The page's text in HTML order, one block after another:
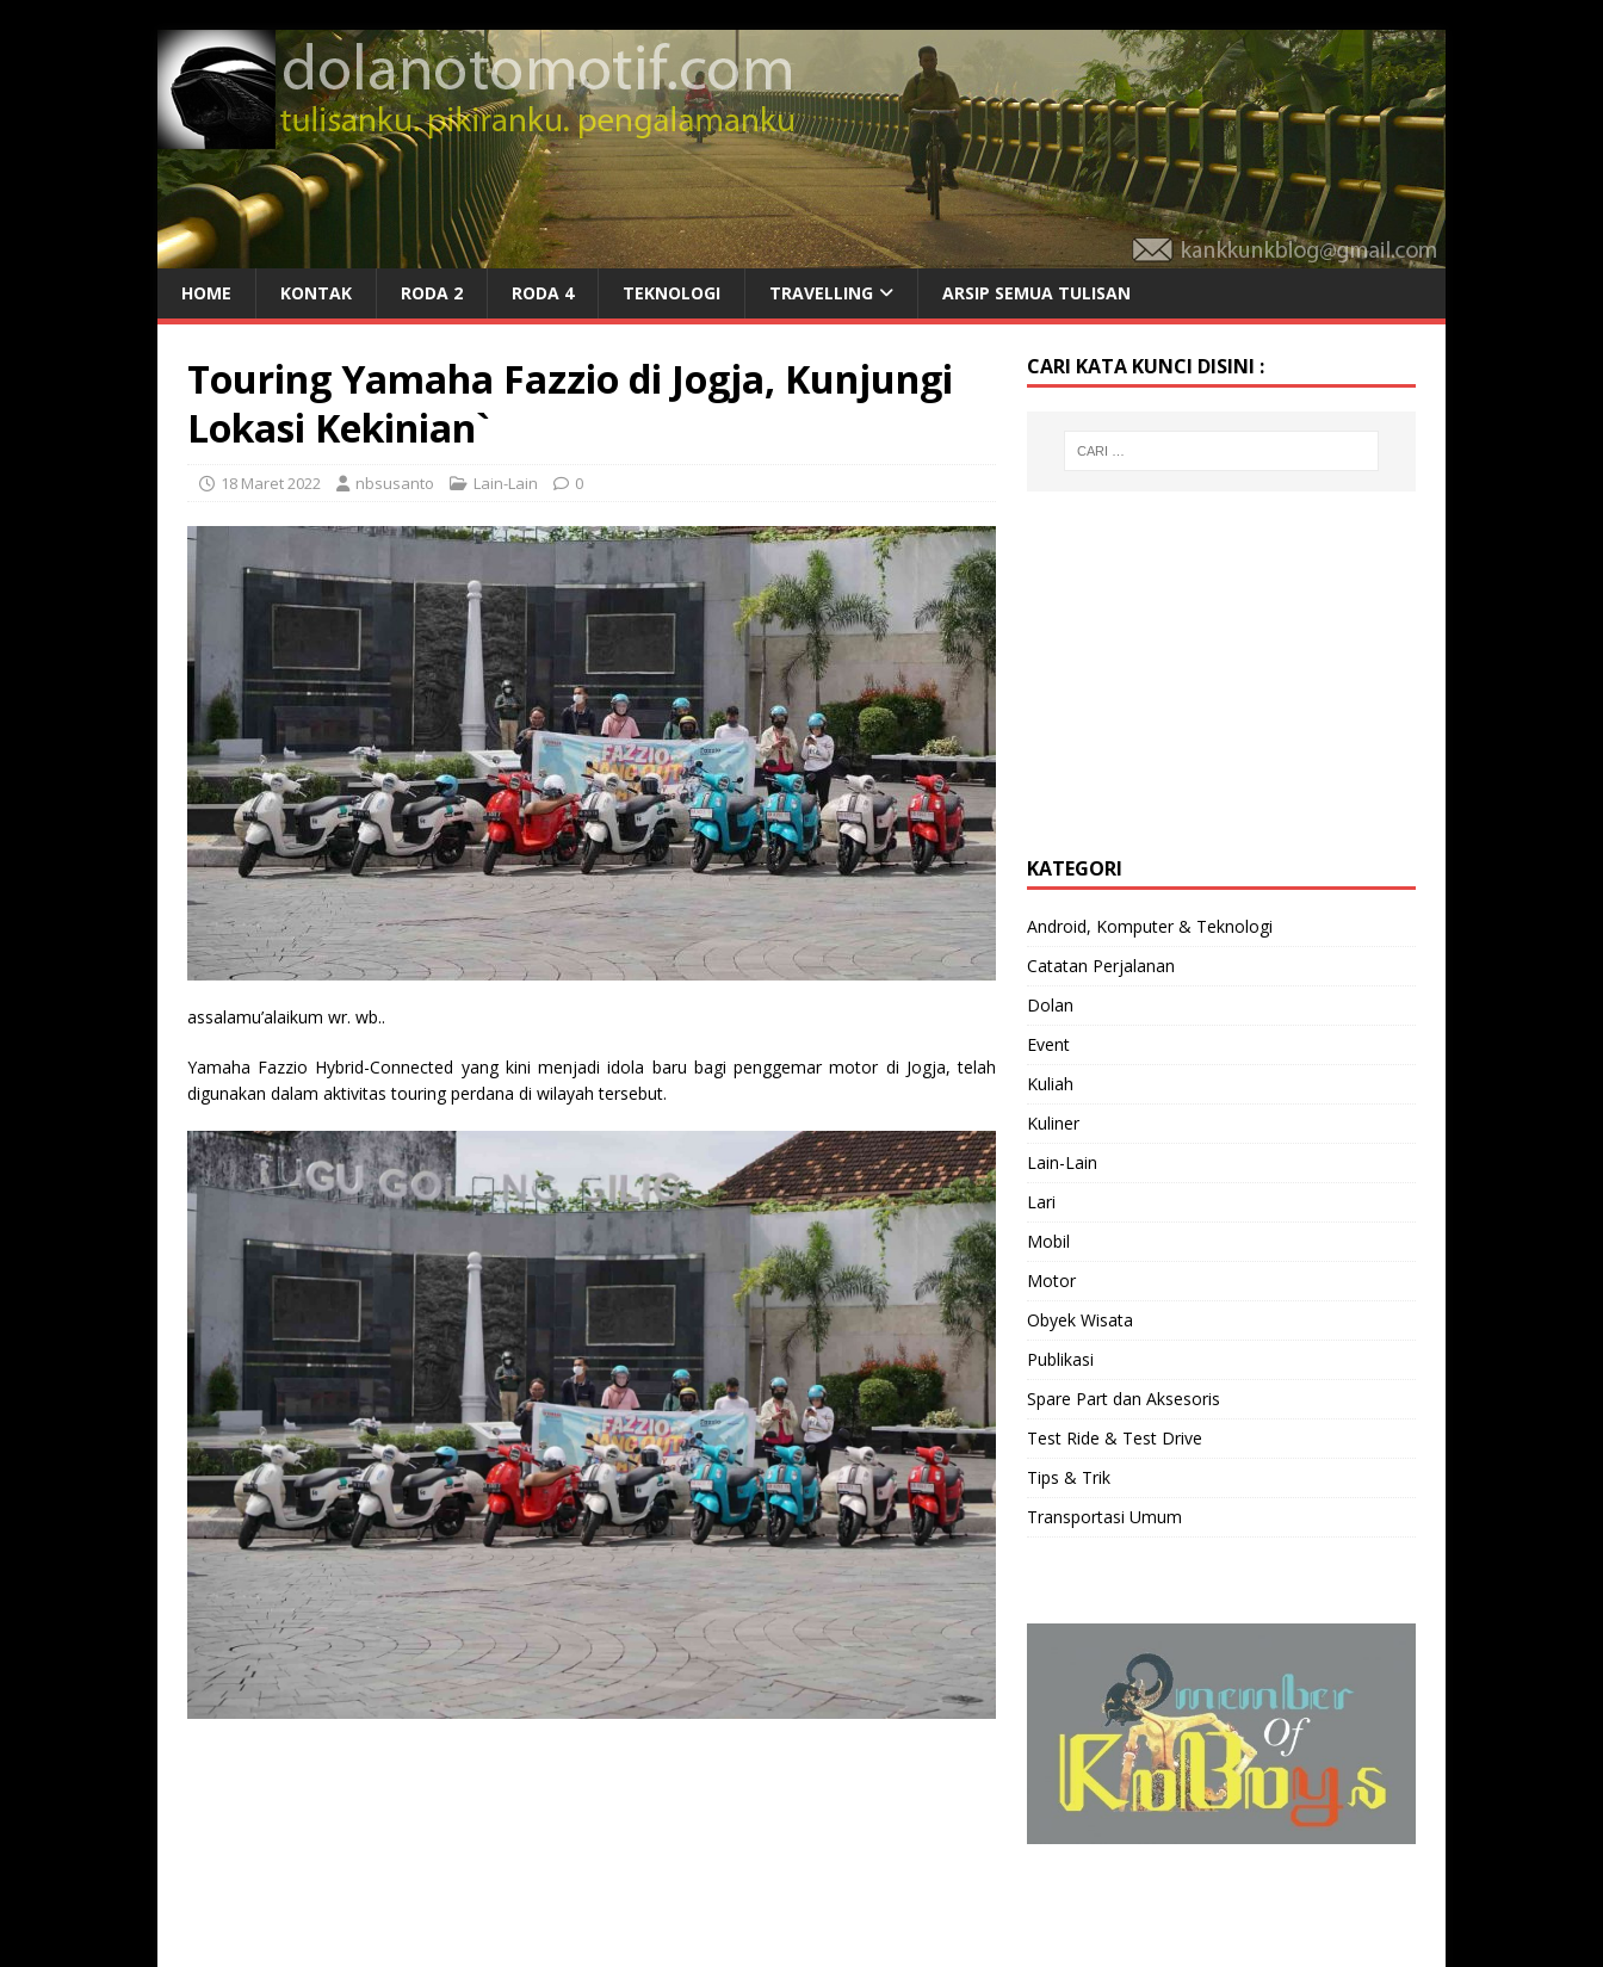
HOME KONTAK RODA 2 RODA 4 TEKNOLOGI TRAVELLING ARSIP SEMUA TULISAN
Touring Yamaha Fazzio di Jogja, Kunjungi
Lokasi Kekinian`
18 Maret 2022 nbsusanto Lain-Lain 0
assalamu’alaikum wr. wb..
Yamaha Fazzio Hybrid-Connected yang kini menjadi idola baru bagi penggemar motor di Jogja, telah
digunakan dalam aktivitas touring perdana di wilayah tersebut.
CARI KATA KUNCI DISINI :
KATEGORI
Android, Komputer & Teknologi
Catatan Perjalanan
Dolan
Event
Kuliah
Kuliner
Lain-Lain
Lari
Mobil
Motor
Obyek Wisata
Publikasi
Spare Part dan Aksesoris
Test Ride & Test Drive
Tips & Trik
Transportasi Umum